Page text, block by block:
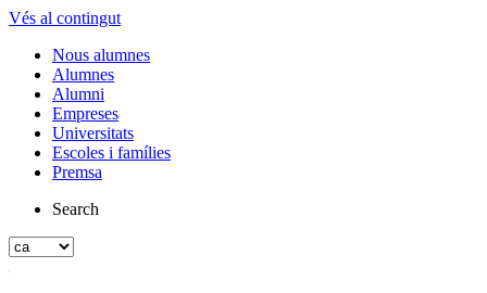
Vés al contingut
Nous alumnes
Alumnes
Alumni
Empreses
Universitats
Escoles i famílies
Premsa
Search